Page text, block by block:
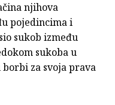
njihova
pojedincima i
sukob između
sukoba u
za svoja prava